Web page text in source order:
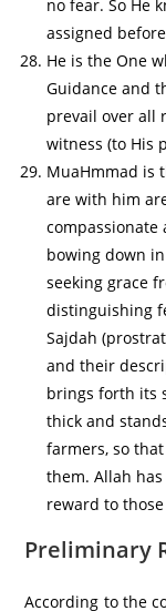
no fear. So He
assigned
He is the One
Guidance and
prevail over all
witness (to His
MuaHmmad is
are with him
compassionate
bowing down
seeking grace
distinguishing
Sajdah
and their
brings forth its
thick and
farmers, so
them. Allah
reward to
Preliminary
According to the